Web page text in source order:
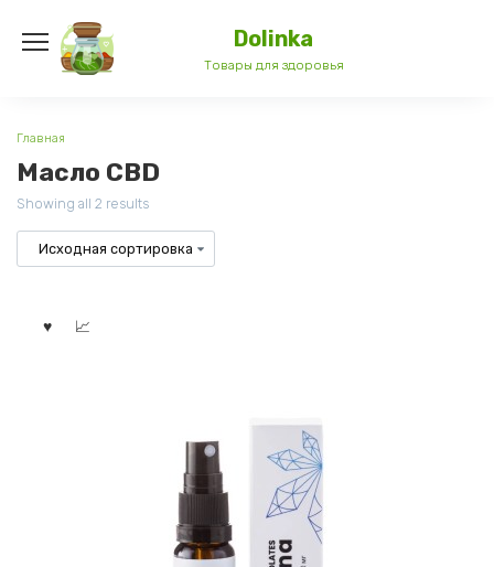
содержанию
Dolinka
Товары для здоровья
Главная
Масло CBD
Showing all 2 results